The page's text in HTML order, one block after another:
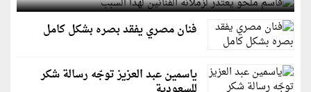
فنان مصري يفقد بصره بشكل كامل
ياسمين عبد العزيز توجّه رسالة شكر